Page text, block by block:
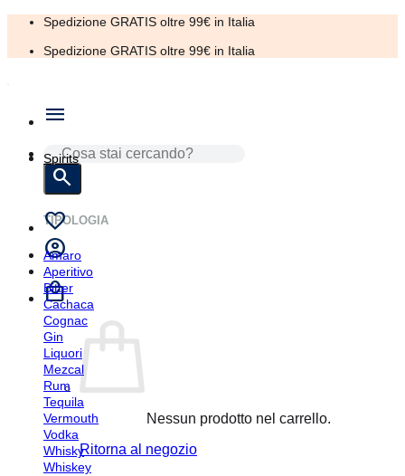
Salta
contenuti
Spedizione GRATIS oltre 99€ in Italia
Spedizione GRATIS oltre 99€ in Italia
CERCA:
Nessun prodotto nel carrello.
Ritorna al negozio
Spirits
TIPOLOGIA
Amaro
Aperitivo
Bitter
Cachaca
Cognac
Gin
Liquori
Mezcal
Rum
Tequila
Vermouth
Vodka
Whisky
Whiskey